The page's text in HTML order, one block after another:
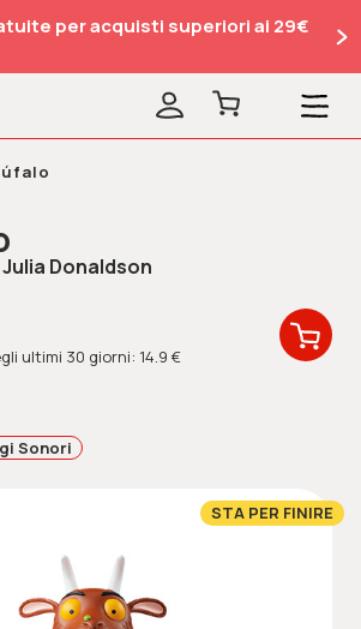
per acquisti superiori ai 29€
Donaldson
ultimi 30 giorni: 14.9 €
Sonori
STA PER FINIRE